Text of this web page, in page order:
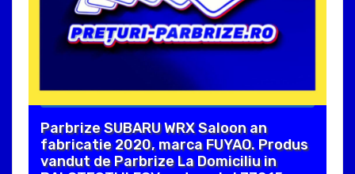
Parbrize SUBARU WRX Saloon an
fabricatie 2020, marca FUYAO. Produs
vandut de Parbrize La Domiciliu in